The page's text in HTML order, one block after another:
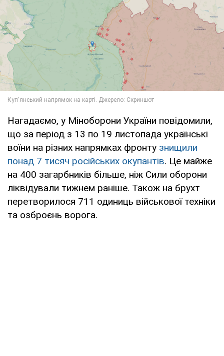
Нагадаємо, у Міноборони України повідомили,
що за період з 13 по 19 листопада українські
воїни на різних напрямках фронту знищили
понад 7 тисяч російських окупантів. Це майже
на 400 загарбників більше, ніж Сили оборони
ліквідували тижнем раніше. Також на брухт
перетворилося 711 одиниць військової техніки
та озброєнь ворога.